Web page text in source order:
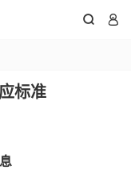
 
标准